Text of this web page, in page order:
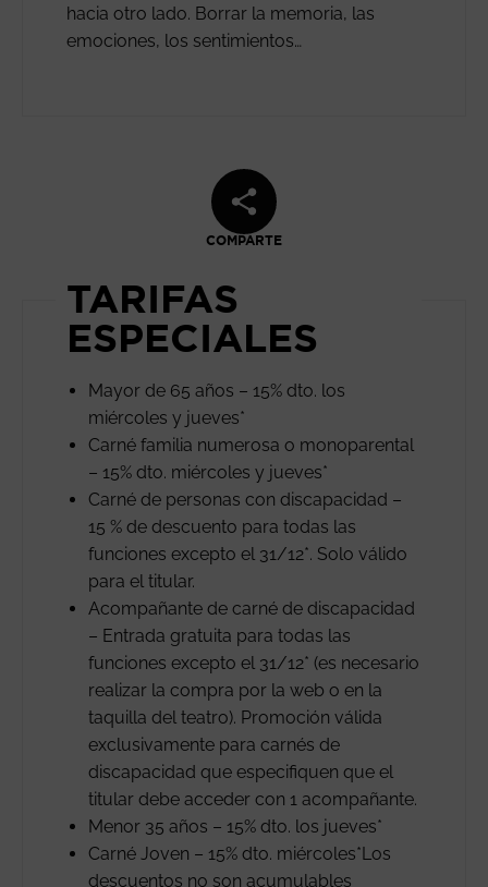
hacia otro lado. Borrar la memoria, las
emociones, los sentimientos…
COMPARTE
TARIFAS
ESPECIALES
Mayor de 65 años – 15% dto. los
miércoles y jueves*
Carné familia numerosa o monoparental
– 15% dto. miércoles y jueves*
Carné de personas con discapacidad –
15 % de descuento para todas las
funciones excepto el 31/12*. Solo válido
para el titular.
Acompañante de carné de discapacidad
– Entrada gratuita para todas las
funciones excepto el 31/12* (es necesario
realizar la compra por la web o en la
taquilla del teatro). Promoción válida
exclusivamente para carnés de
discapacidad que especifiquen que el
titular debe acceder con 1 acompañante.
Menor 35 años – 15% dto. los jueves*
Carné Joven – 15% dto. miércoles*Los
descuentos no son acumulables